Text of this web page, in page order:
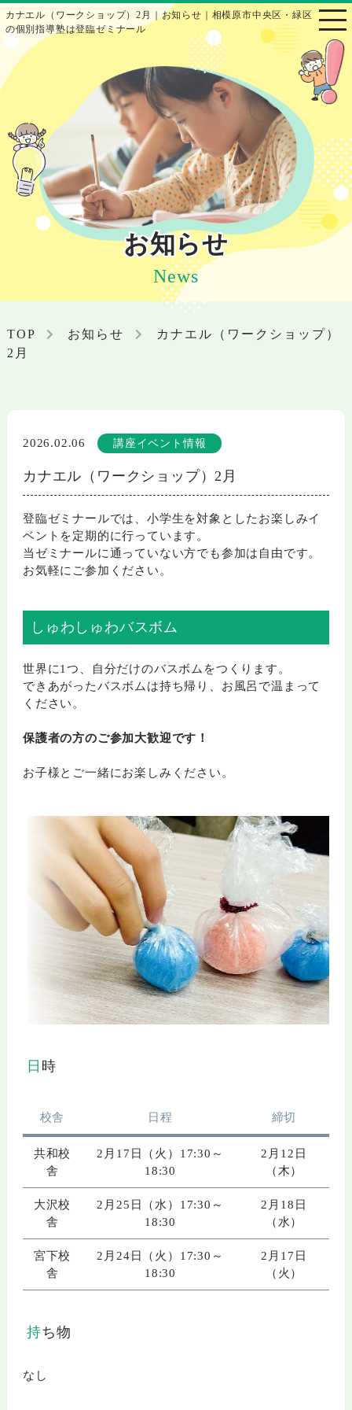
カナエル（ワークショップ）2月｜お知らせ｜相模原市中央区・緑区
の個別指導塾は登臨ゼミナール
お知らせ
News
TOP お知らせ
カナエル（ワークショップ）
2月
2026.02.06 講座イベント情報
カナエル（ワークショップ）2月
登臨ゼミナールでは、小学生を対象としたお楽しみイ
ベントを定期的に行っています。
当ゼミナールに通っていない方でも参加は自由です。
お気軽にご参加ください。
しゅわしゅわバスボム
世界に1つ、自分だけのバスボムをつくります。
できあがったバスボムは持ち帰り、お風呂で温まって
ください。
保護者の方のご参加大歓迎です！
お子様とご一緒にお楽しみください。
日時
校舎 日程 締切
共和校
舎
2月17日（火）17:30～
18:30
2月12日
（木）
大沢校
舎
2月25日（水）17:30～
18:30
2月18日
（水）
宮下校
舎
2月24日（火）17:30～
18:30
2月17日
（火）
持ち物
なし